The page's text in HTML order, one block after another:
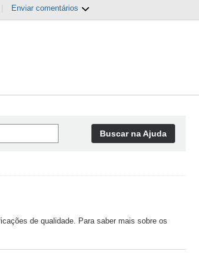
Enviar comentários
Buscar na Ajuda
de qualidade. Para saber mais sobre os